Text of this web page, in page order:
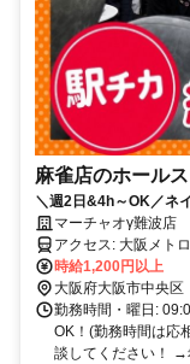
麻雀店のホール
＼週2日&4h～OK／ネ
ッフ多数活躍中！
マーチャオγ難波店
アクセス: 大阪メトロ御堂筋線 なんば駅 徒歩2分 大阪メトロ千日前線
なんば駅 徒歩2分 南
時給1,200円以上
大阪府大阪市中央区
勤務時間・曜日:
OK！(勤務時間は応
談してください！ →